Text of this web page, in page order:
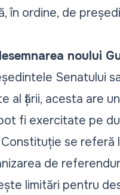
în ordine, de
noului
Senatului
al țării, acesta are
fi exercitate pe
se referă
de
limitări pentru